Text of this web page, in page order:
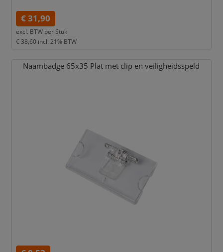
€ 31,90
excl. BTW per Stuk
€ 38,60 incl. 21% BTW
Naambadge 65x35 Plat met clip en veiligheidsspeld